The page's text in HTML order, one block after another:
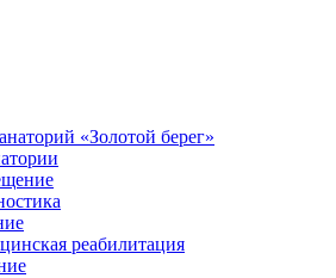
«Золотой берег»
реабилитация